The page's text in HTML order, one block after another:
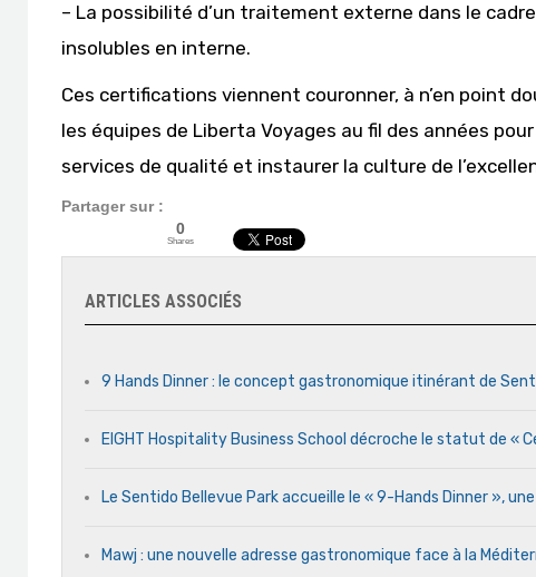
– La possibilité d’un traitement externe dans le
insolubles en interne.
Ces certifications viennent couronner, à n’en point
les équipes de Liberta Voyages au fil des années
services de qualité et instaurer la culture de
Partager sur :
0
Shares
ARTICLES ASSOCIÉS
9 Hands Dinner : le concept gastronomique itinérant de
EIGHT Hospitality Business School décroche le statut de «
Le Sentido Bellevue Park accueille le « 9-Hands Dinner »,
Mawj : une nouvelle adresse gastronomique face à la